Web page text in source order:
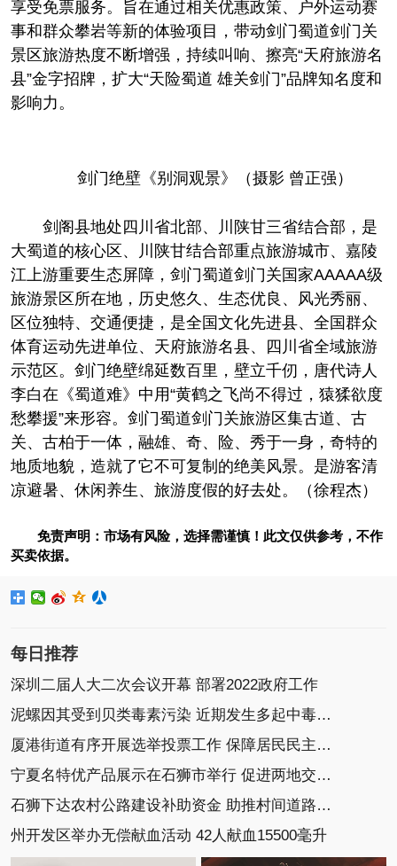
享受免票服务。旨在通过相关优惠政策、户外运动赛
事和群众攀岩等新的体验项目，带动剑门蜀道剑门关
景区旅游热度不断增强，持续叫响、擦亮“天府旅游名
县”金字招牌，扩大“天险蜀道 雄关剑门”品牌知名度和
影响力。
剑门绝壁《别洞观景》（摄影 曾正强）
剑阁县地处四川省北部、川陕甘三省结合部，是
大蜀道的核心区、川陕甘结合部重点旅游城市、嘉陵
江上游重要生态屏障，剑门蜀道剑门关国家AAAAA级
旅游景区所在地，历史悠久、生态优良、风光秀丽、
区位独特、交通便捷，是全国文化先进县、全国群众
体育运动先进单位、天府旅游名县、四川省全域旅游
示范区。剑门绝壁绵延数百里，壁立千仞，唐代诗人
李白在《蜀道难》中用“黄鹤之飞尚不得过，猿猱欲度
愁攀援”来形容。剑门蜀道剑门关旅游区集古道、古
关、古柏于一体，融雄、奇、险、秀于一身，奇特的
地质地貌，造就了它不可复制的绝美风景。是游客清
凉避暑、休闲养生、旅游度假的好去处。（徐程杰）
免责声明：市场有风险，选择需谨慎！此文仅供参考，不作
买卖依据。
每日推荐
深圳二届人大二次会议开幕 部署2022政府工作
泥螺因其受到贝类毒素污染 近期发生多起中毒事件
厦港街道有序开展选举投票工作 保障居民民主选举权
宁夏名特优产品展示在石狮市举行 促进两地交流协作
石狮下达农村公路建设补助资金 助推村间道路建设
州开发区举办无偿献血活动 42人献血15500毫升